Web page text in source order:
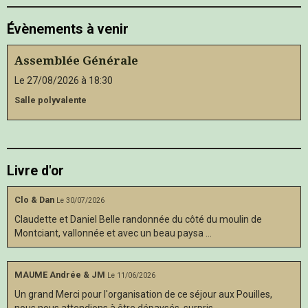
Évènements à venir
Assemblée Générale
Le 27/08/2026 à 18:30
Salle polyvalente
Livre d'or
Clo & Dan Le 30/07/2026
Claudette et Daniel Belle randonnée du côté du moulin de
Montciant, vallonnée et avec un beau paysa ...
MAUME Andrée & JM Le 11/06/2026
Un grand Merci pour l'organisation de ce séjour aux Pouilles,